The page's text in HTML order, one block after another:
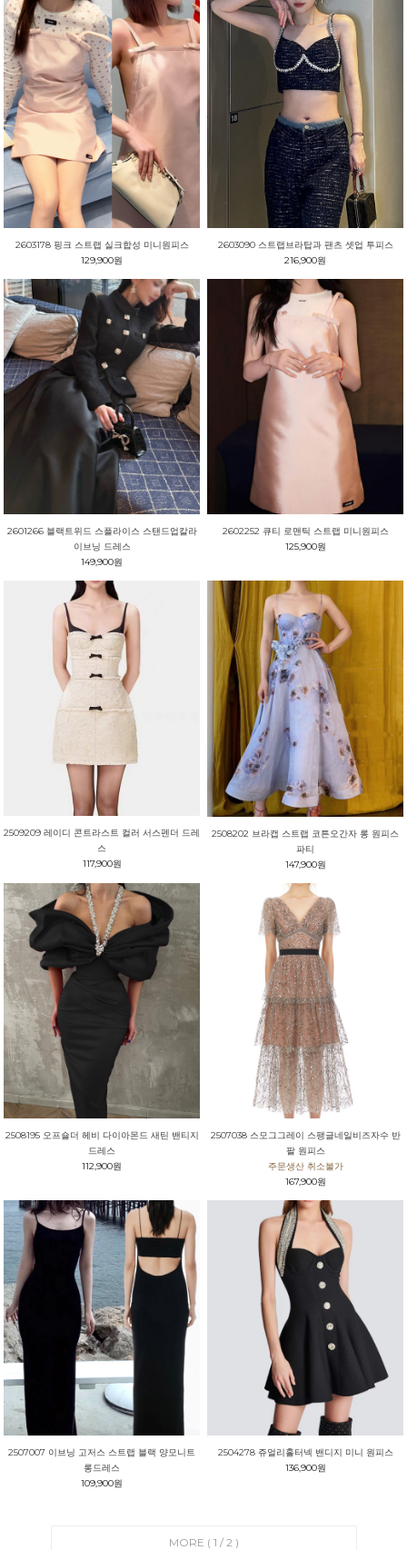
2603178 핑크 스트랩 실크합성 미니원피스
129,900원
2603090 스트랩브라탑과 팬츠 셋업 투피스
216,900원
2601266 블랙트위드 스플라이스 스탠드업칼라
이브닝 드레스
149,900원
2602252 큐티 로맨틱 스트랩 미니원피스
125,900원
2509209 레이디 콘트라스트 컬러 서스펜더 드레
스
117,900원
2508202 브라캡 스트랩 코튼오간자 롱 원피스
파티
147,900원
2508195 오프숄더 헤비 다이아몬드 새틴 밴티지
드레스
112,900원
2507038 스모그그레이 스팽글네일비즈자수 반
팔 원피스
주문생산 취소불가
167,900원
2507007 이브닝 고저스 스트랩 블랙 양모니트
롱드레스
109,900원
2504278 쥬얼리홀터넥 밴디지 미니 원피스
136,900원
MORE ( 1 / 2)